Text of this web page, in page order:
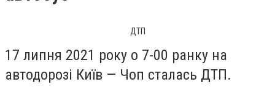
ДТП
17 липня 2021 року о 7-00 ранку на
автодорозі Київ — Чоп сталась ДТП.